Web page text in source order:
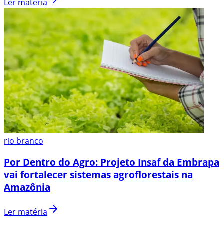
rio branco
Por Dentro do Agro: Projeto Insaf da Embrapa
vai fortalecer sistemas agroflorestais na
Amazônia
Ler matéria